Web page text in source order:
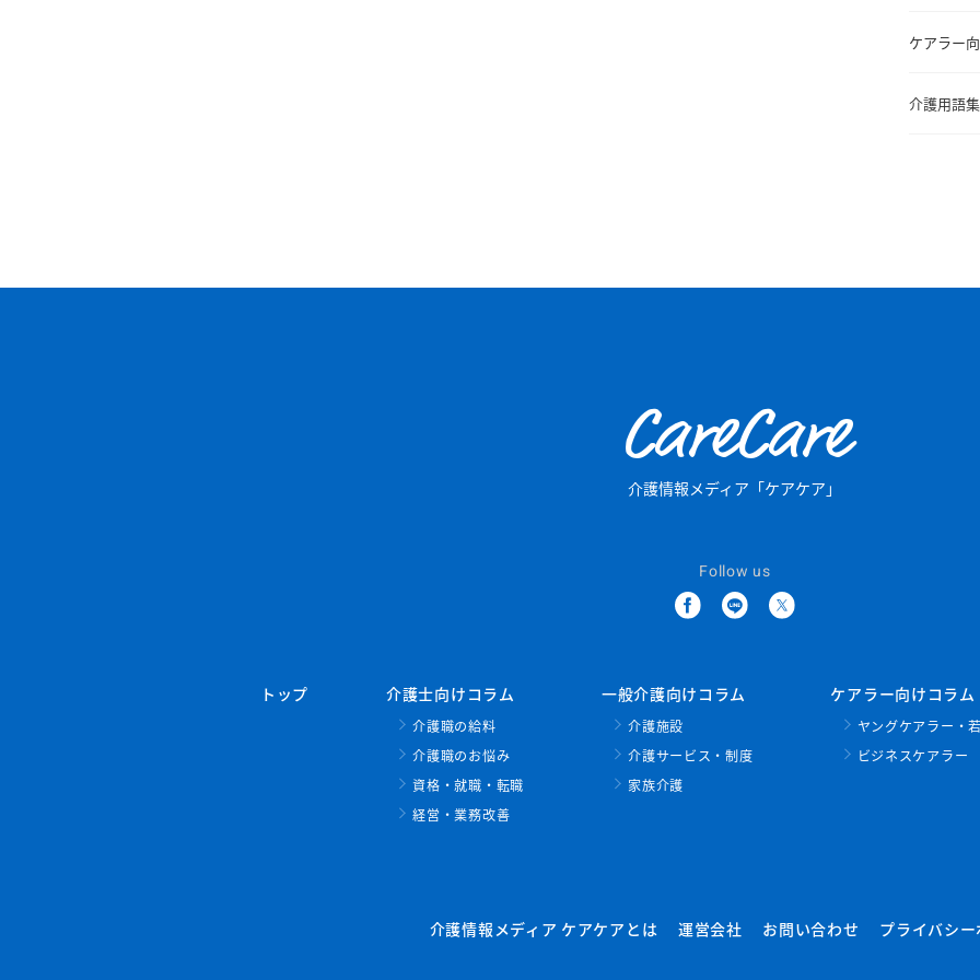
ケアラー
介護用語集
CareCare
介護情報メディア「ケアケア」
Follow us
トップ 介護士向けコラム
介護職の給料
介護職のお悩み
資格・就職・転職
経営・業務改善
一般介護向けコラム
介護施設
介護サービス・制度
家族介護
ケアラー向けコラム
ヤングケアラー・
ビジネスケアラー
介護情報メディア ケアケアとは 運営会社 お問い合わせ プライバシ